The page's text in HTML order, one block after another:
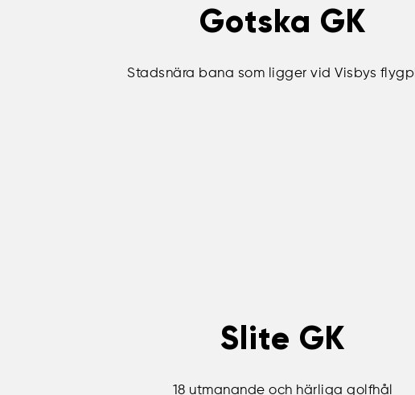
Gotska GK
Stadsnära bana som ligger vid Visbys
Slite GK
18 utmanande och härliga golfhål